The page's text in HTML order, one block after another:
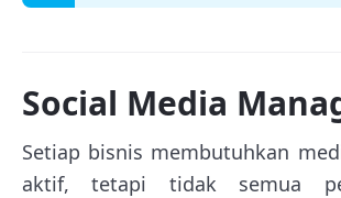
Social Media
Setiap bisnis membutuhkan
aktif, tetapi tidak semua